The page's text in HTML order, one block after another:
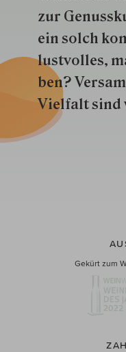
zur
ein solch
lustvolles,
ben?
Vielfalt sind
Gekürt zum